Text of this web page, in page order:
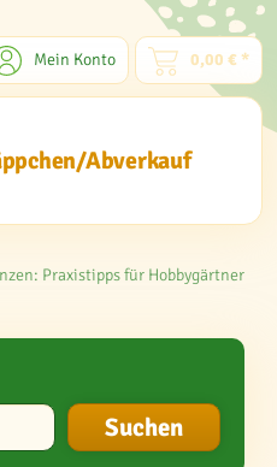
Mein Konto 0,00 € *
Abverkauf
Praxistipps für Hobbygärtner